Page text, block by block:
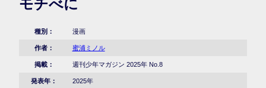
モチべに
種別： 漫画
作者： 蜜浦ミノル
掲載： 週刊少年マガジン 2025年 No.8
発表年： 2025年